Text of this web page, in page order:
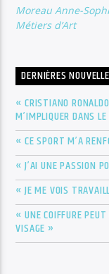
Moreau Anne-
Métiers d’Art
DERNIÈRES
« CRISTIANO
M’IMPLIQUER DANS
« CE SPORT M’A
« J’AI UNE PASSION
« JE ME VOIS
« UNE COIFFURE
VISAGE »